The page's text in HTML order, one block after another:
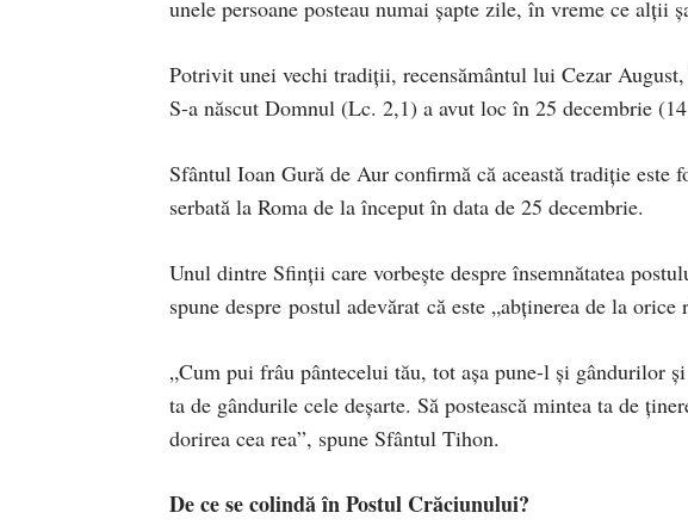
unele persoane posteau numai șapte zile, în vreme ce alții
Potrivit unei vechi tradiții, recensământul lui Cezar
S-a născut Domnul (Lc. 2,1) a avut loc în 25 decembrie
Sfântul Ioan Gură de Aur confirmă că această tradiție este
serbată la Roma de la început în data de 25 decembrie.
Unul dintre Sfinții care vorbește despre însemnătatea
spune despre postul adevărat că este „abținerea de la orice
„Cum pui frâu pântecelui tău, tot așa pune-l și gândurilor
ta de gândurile cele deșarte. Să postească mintea ta de
dorirea cea rea”, spune Sfântul Tihon.
De ce se colindă în Postul Crăciunului?